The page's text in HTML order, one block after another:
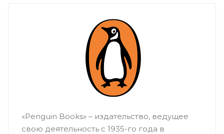
«Penguin Books» – издательство, ведущее
свою деятельность с 1935-го года в